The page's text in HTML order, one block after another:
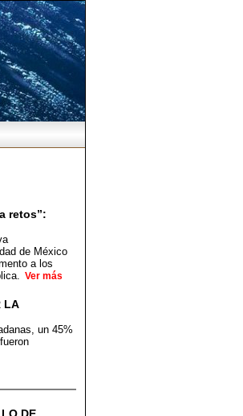
retos”:
de México
a los
Ver más
LA
un 45%